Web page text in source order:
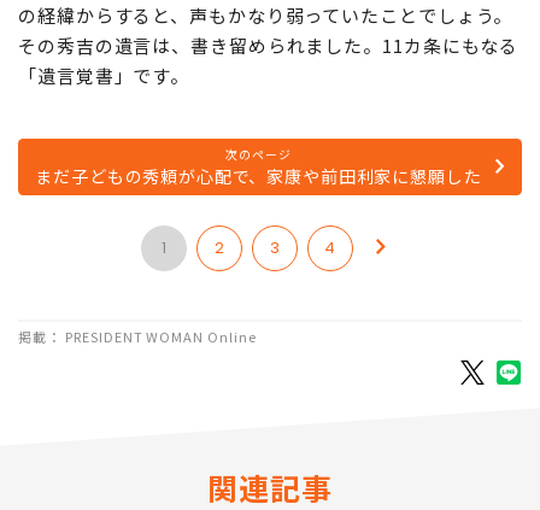
の経緯からすると、声もかなり弱っていたことでしょう。
その秀吉の遺言は、書き留められました。11カ条にもなる
「遺言覚書」です。
次のページ
まだ子どもの秀頼が心配で、家康や前田利家に懇願した
1 2 3 4
掲載： PRESIDENT WOMAN Online
関連記事